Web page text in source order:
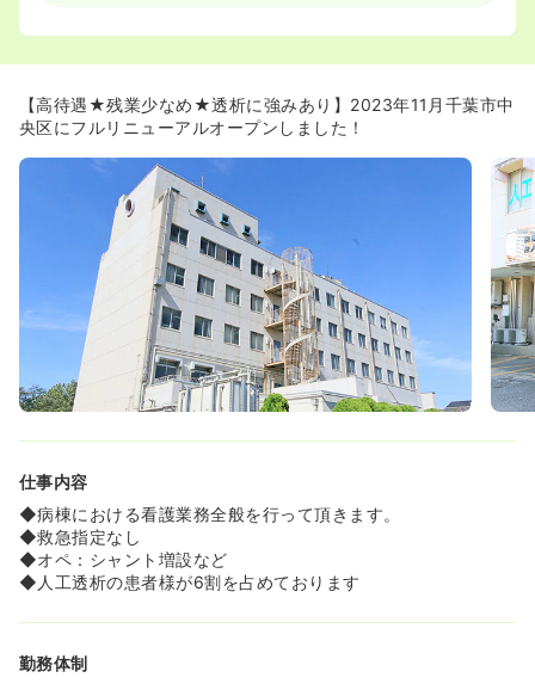
≪千葉県でも大手の透析の法人の病院です！≫
◆入院患者は入院透析の方、肺炎などの内科疾患の方、寝
たきりの方がおります。
行っていますが、未経験の方でも、しっかりとした指導が
あるためご安心下さい！
【高待遇★残業少なめ★透析に強みあり】2023年11月千葉市中
央区にフルリニューアルオープンしました！
仕事内容
◆病棟における看護業務全般を行って頂きます。
◆救急指定なし
◆オペ：シャント増設など
◆人工透析の患者様が6割を占めております
勤務体制